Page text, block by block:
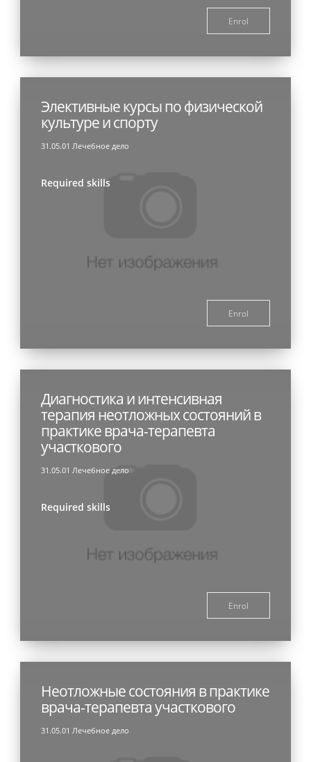
Enrol
Элективные курсы по физической
культуре и спорту
31.05.01 Лечебное дело
Required skills
Enrol
Диагностика и интенсивная
терапия неотложных состояний в
практике врача-терапевта
участкового
31.05.01 Лечебное дело
Required skills
Enrol
Неотложные состояния в практике
врача-терапевта участкового
31.05.01 Лечебное дело